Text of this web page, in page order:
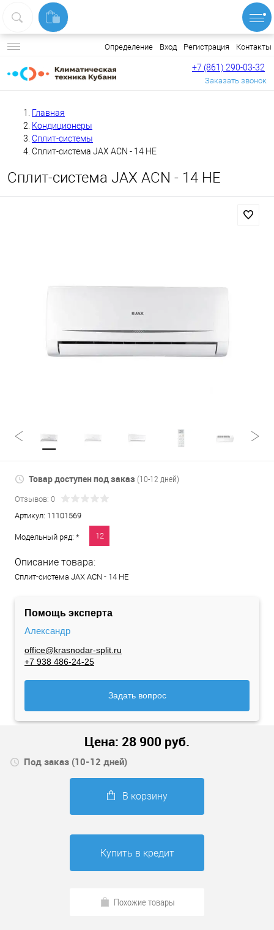
Определение Вход Регистрация Контакты
+7 (861) 290-03-32
Заказать звонок
Главная
Кондиционеры
Сплит-системы
Сплит-система JAX ACN - 14 HE
Сплит-система JAX ACN - 14 HE
Товар доступен под заказ (10-12 дней)
Отзывов: 0
Артикул: 11101569
Модельный ряд: * 12
Описание товара:
Сплит-система JAX ACN - 14 HE
Помощь эксперта
Александр
office@krasnodar-split.ru
+7 938 486-24-25
Задать вопрос
Цена: 28 900 руб.
Под заказ (10-12 дней)
В корзину
Купить в кредит
Похожие товары